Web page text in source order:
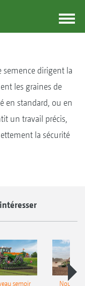
semence dirigent la
les graines de
en standard, ou en
un travail précis,
la sécurité
semoir